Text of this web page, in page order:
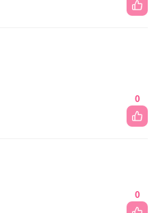
0
0